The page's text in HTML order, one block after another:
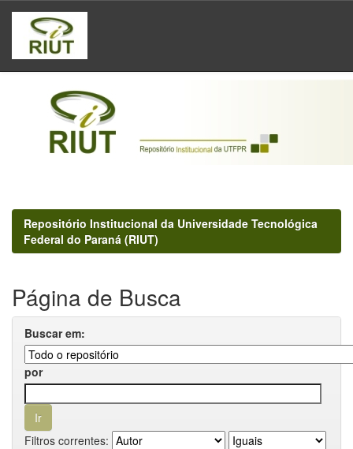
Skip
navigation
Repositório Institucional da Universidade Tecnológica
Federal do Paraná (RIUT)
Página de Busca
Buscar em:
por
Filtros correntes: